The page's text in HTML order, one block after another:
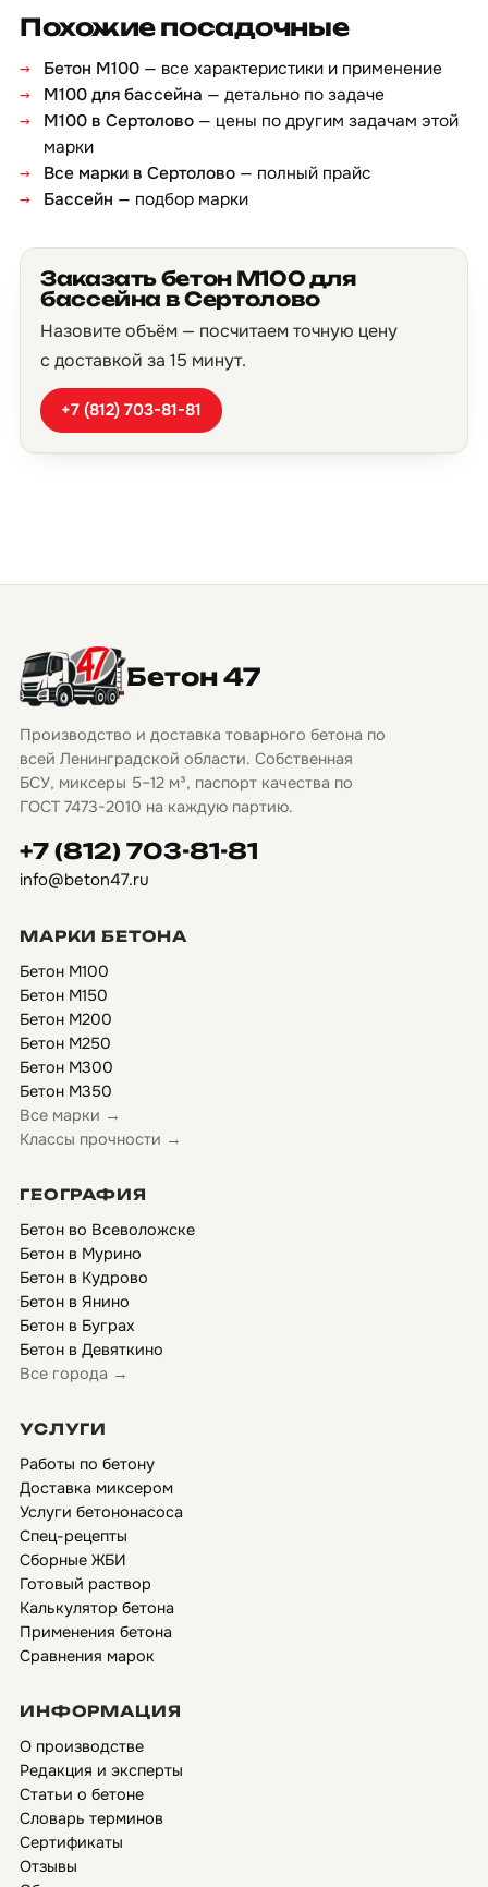
Похожие посадочные
Бетон М100 — все характеристики и применение
М100 для бассейна — детально по задаче
М100 в Сертолово — цены по другим задачам этой
марки
Все марки в Сертолово — полный прайс
Бассейн — подбор марки
Заказать бетон М100 для
бассейна в Сертолово
Назовите объём — посчитаем точную цену
с доставкой за 15 минут.
+7 (812) 703-81-81
Бетон 47
Производство и доставка товарного бетона по
всей Ленинградской области. Собственная
БСУ, миксеры 5–12 м³, паспорт качества по
ГОСТ 7473-2010 на каждую партию.
+7 (812) 703-81-81
info@beton47.ru
МАРКИ БЕТОНА
Бетон М100
Бетон М150
Бетон М200
Бетон М250
Бетон М300
Бетон М350
Все марки →
Классы прочности →
ГЕОГРАФИЯ
Бетон во Всеволожске
Бетон в Мурино
Бетон в Кудрово
Бетон в Янино
Бетон в Буграх
Бетон в Девяткино
Все города →
УСЛУГИ
Работы по бетону
Доставка миксером
Услуги бетононасоса
Спец-рецепты
Сборные ЖБИ
Готовый раствор
Калькулятор бетона
Применения бетона
Сравнения марок
ИНФОРМАЦИЯ
О производстве
Редакция и эксперты
Статьи о бетоне
Словарь терминов
Сертификаты
Отзывы